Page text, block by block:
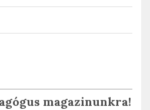
magazinunkra!